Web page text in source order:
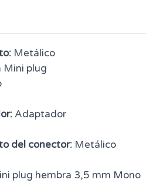
Metálico
Mini plug
Adaptador
del conector: Metálico
plug hembra 3,5 mm Mono